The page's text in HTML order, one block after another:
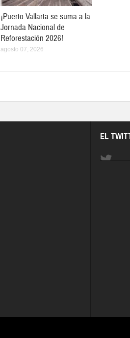
¡Puerto Vallarta se suma a la
Jornada Nacional de
Reforestación 2026!
agosto 07, 2026
EL